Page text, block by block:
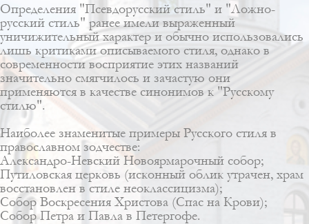
Определения "Псевдорусский стиль" и "Ложно-
русский стиль" ранее имели выраженный
уничижительный характер и обычно использовались
лишь критиками описываемого стиля, однако в
современности восприятие этих названий
значительно смягчилось и зачастую они
применяются в качестве синонимов к "Русскому
стилю".
Наиболее знаменитые примеры Русского стиля в
православном зодчестве:
Александро-Невский Новоярмарочный собор;
Путиловская церковь (исконный облик утрачен, храм
восстановлен в стиле неоклассицизма);
Собор Воскресения Христова (Спас на Крови);
Собор Петра и Павла в Петергофе.